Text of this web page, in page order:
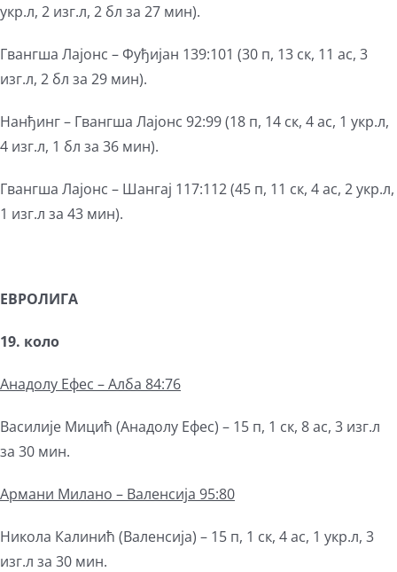
укр.л, 2 изг.л, 2 бл за 27 мин).
Гвангша Лајонс – Фуђијан 139:101 (30 п, 13 ск, 11 ас, 3
изг.л, 2 бл за 29 мин).
Нанђинг – Гвангша Лајонс 92:99 (18 п, 14 ск, 4 ас, 1 укр.л,
4 изг.л, 1 бл за 36 мин).
Гвангша Лајонс – Шангај 117:112 (45 п, 11 ск, 4 ас, 2 укр.л,
1 изг.л за 43 мин).
ЕВРОЛИГА
19. коло
Анадолу Ефес – Алба 84:76
Василије Мицић (Анадолу Ефес) – 15 п, 1 ск, 8 ас, 3 изг.л
за 30 мин.
Армани Милано – Валенсија 95:80
Никола Калинић (Валенсија) – 15 п, 1 ск, 4 ас, 1 укр.л, 3
изг.л за 30 мин.